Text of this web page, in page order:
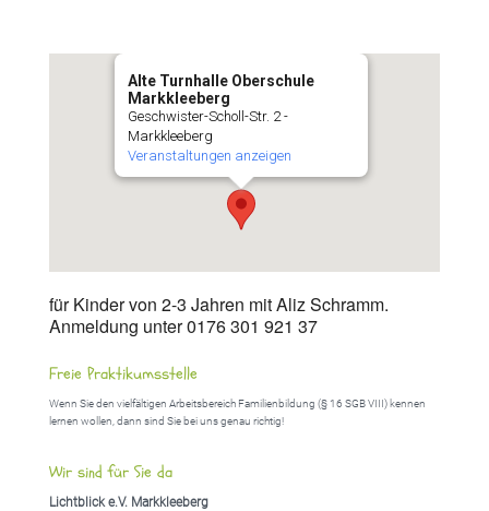
Alte Turnhalle Oberschule
Markkleeberg
Geschwister-Scholl-Str. 2 -
Markkleeberg
Veranstaltungen anzeigen
für Kinder von 2-3 Jahren mit Aliz Schramm.
Anmeldung unter 0176 301 921 37
Freie Praktikumsstelle
Wenn Sie den vielfältigen Arbeitsbereich Familienbildung (§ 16 SGB VIII) kennen
lernen wollen, dann sind Sie bei uns genau richtig!
Wir sind für Sie da
Lichtblick e.V. Markkleeberg